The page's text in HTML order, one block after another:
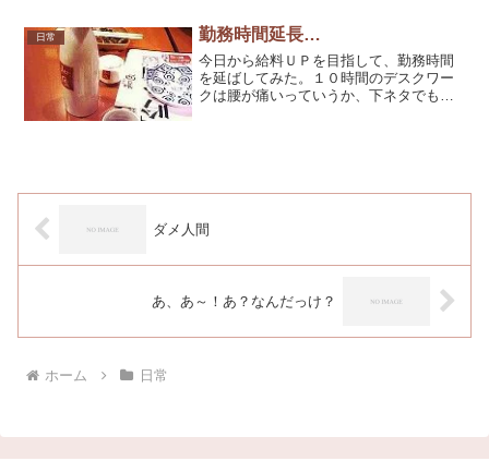
ブログやBBSを利用してい...
日常 勤務時間延長…
今日から給料ＵＰを目指して、勤務時間
を延ばしてみた。１０時間のデスクワー
クは腰が痛いっていうか、下ネタでも言
ダメ人間
あ、あ～！あ？なんだっけ？
ホーム 日常